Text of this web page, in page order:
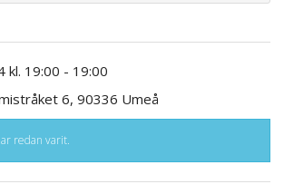
19:00 - 19:00
6, 90336 Umeå
redan varit.